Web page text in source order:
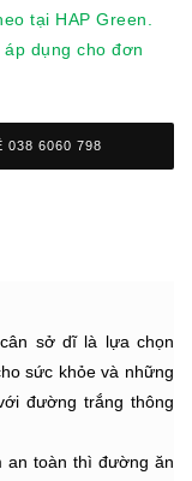
tại HAP Green.
dụng cho đơn
038 6060 798
sở dĩ là lựa chọn
sức khỏe và những
đường trắng thông
an toàn thì đường ăn